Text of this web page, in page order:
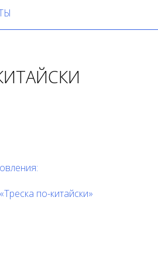
по-китайски»